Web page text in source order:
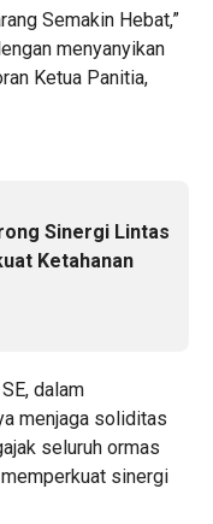
Semakin Hebat,”
menyanyikan
Ketua Panitia,
Sinergi Lintas
Ketahanan
dalam
menjaga soliditas
seluruh ormas
sinergi